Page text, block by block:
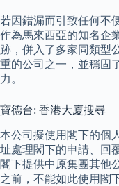
若因錯漏而引致任何不
作為馬來西亞的知名企
跡，併入了多家同類型
重的公司之一，並穩固
力。
寶德台: 香港大廈搜尋
本公司擬使用閣下的個
址處理閣下的申請、回
閣下提供中原集團其他
之前，不能如此使用閣